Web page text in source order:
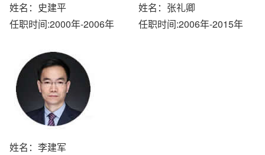
姓名：史建平
任职时间:2000年-2006年
姓名：张礼卿
任职时间:2006年-2015年
姓名：李建军